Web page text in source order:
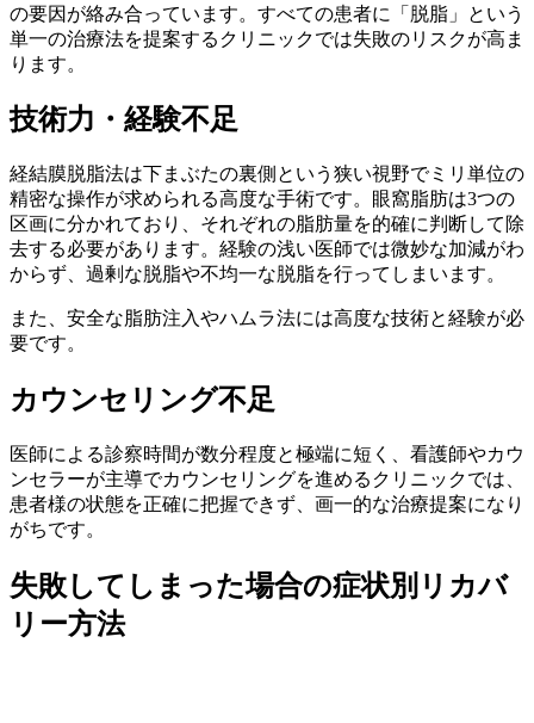
の要因が絡み合っています。すべての患者に「脱脂」という
単一の治療法を提案するクリニックでは失敗のリスクが高ま
ります。
技術力・経験不足
経結膜脱脂法は下まぶたの裏側という狭い視野でミリ単位の
精密な操作が求められる高度な手術です。眼窩脂肪は3つの
区画に分かれており、それぞれの脂肪量を的確に判断して除
去する必要があります。経験の浅い医師では微妙な加減がわ
からず、過剰な脱脂や不均一な脱脂を行ってしまいます。
また、安全な脂肪注入やハムラ法には高度な技術と経験が必
要です。
カウンセリング不足
医師による診察時間が数分程度と極端に短く、看護師やカウ
ンセラーが主導でカウンセリングを進めるクリニックでは、
患者様の状態を正確に把握できず、画一的な治療提案になり
がちです。
失敗してしまった場合の症状別リカバ
リー方法